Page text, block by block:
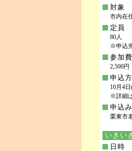
対象
市内在
定員
80人
※申込
参加費
2,500円
申込
10月4
※詳細
申込
栗東市
いきい
日時